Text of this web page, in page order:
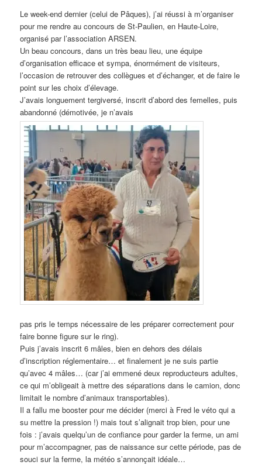
Le week-end dernier (celui de Pâques), j’ai réussi à m’organiser
pour me rendre au concours de St-Paulien, en Haute-Loire,
organisé par l’association ARSEN.
Un beau concours, dans un très beau lieu, une équipe
d’organisation efficace et sympa, énormément de visiteurs,
l’occasion de retrouver des collègues et d’échanger, et de faire le
point sur les choix d’élevage.
J’avais longuement tergiversé, inscrit d’abord des femelles, puis
abandonné (démotivée, je n’avais
pas pris le temps nécessaire de les préparer correctement pour
faire bonne figure sur le ring).
Puis j’avais inscrit 6 mâles, bien en dehors des délais
d’inscription réglementaire… et finalement je ne suis partie
qu’avec 4 mâles… (car j’ai emmené deux reproducteurs adultes,
ce qui m’obligeait à mettre des séparations dans le camion, donc
limitait le nombre d’animaux transportables).
Il a fallu me booster pour me décider (merci à Fred le véto qui a
su mettre la pression !) mais tout s’alignait trop bien, pour une
fois : j’avais quelqu’un de confiance pour garder la ferme, un ami
pour m’accompagner, pas de naissance sur cette période, pas de
souci sur la ferme, la météo s’annonçait idéale…